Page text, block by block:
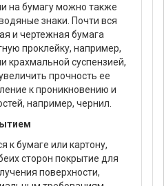
на бумагу можно также
знаки. Почти вся
и чертежная бумага
проклейку, например,
крахмальной суспензией,
прочность ее
к проникновению и
например, чернил.
к бумаге или картону,
сторон покрытие для
поверхности,